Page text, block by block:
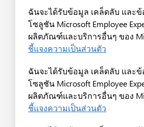
ฉันจะได้รับข้อมูล เคล็ดลับ และข้
โซลูชัน Microsoft Employee
ผลิตภัณฑ์และบริการอื่นๆ ของ
ชี้แจงความเป็นส่วนตัว
ฉันจะได้รับข้อมูล เคล็ดลับ และข้
โซลูชัน Microsoft Employee
ผลิตภัณฑ์และบริการอื่นๆ ของ
ชี้แจงความเป็นส่วนตัว